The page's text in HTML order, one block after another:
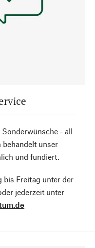
- all
behandelt unser
und fundiert.
bis Freitag unter der
jederzeit unter